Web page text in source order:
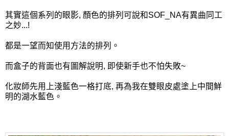
其實這個系列的眼影, 顏色的排列可說和SOF_NA有異曲同工
之妙...!
都是一望而知使用方法的排列。
而盒子的背面也有圖解說明, 即使新手也不怕失敗~
化妝師先用上淺藍色一格打底, 再為我在雙眼皮處塗上中間鮮
明的湖水藍色。